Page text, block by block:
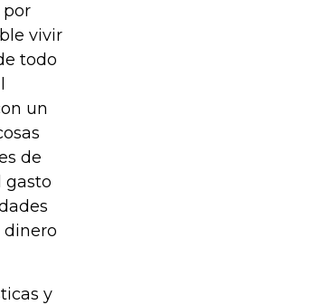
por
vivir
todo
un
de
gasto
dinero
y